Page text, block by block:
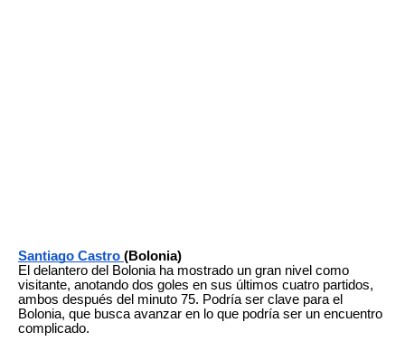
Santiago Castro (Bolonia)
El delantero del Bolonia ha mostrado un gran nivel como
visitante, anotando dos goles en sus últimos cuatro partidos,
ambos después del minuto 75. Podría ser clave para el
Bolonia, que busca avanzar en lo que podría ser un encuentro
complicado.